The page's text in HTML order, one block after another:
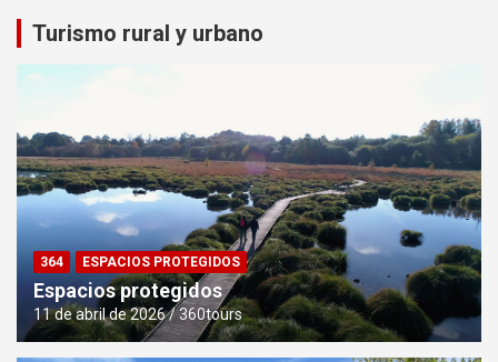
Turismo rural y urbano
364 ESPACIOS PROTEGIDOS
Espacios protegidos
11 de abril de 2026 360tours